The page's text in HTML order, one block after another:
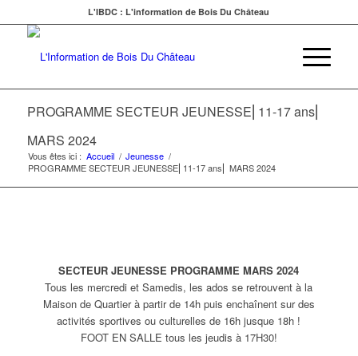
L'IBDC : L'information de Bois Du Château
PROGRAMME SECTEUR JEUNESSE⎜11-17 ans⎜
MARS 2024
Vous êtes ici : Accueil / Jeunesse /
PROGRAMME SECTEUR JEUNESSE⎜11-17 ans⎜ MARS 2024
SECTEUR JEUNESSE PROGRAMME MARS 2024
Tous les mercredi et Samedis, les ados se retrouvent à la
Maison de Quartier à partir de 14h puis enchaînent sur des
activités sportives ou culturelles de 16h jusque 18h !
FOOT EN SALLE tous les jeudis à 17H30!